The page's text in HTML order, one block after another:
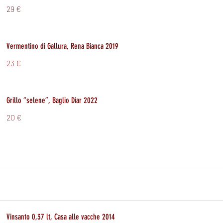
29 €
Vermentino di Gallura, Rena Bianca 2019
23 €
Grillo “selene”, Baglio Diar 2022
20 €
Vinsanto 0,37 lt, Casa alle vacche 2014